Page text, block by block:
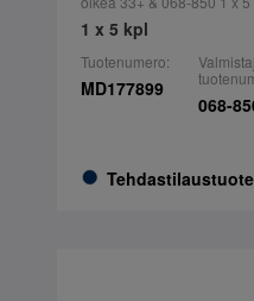
1 x 5 kpl
Tuotenumero:
MD177899
Tehdastilaustuote
068-